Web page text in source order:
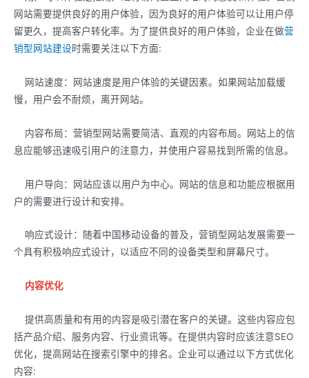
网站需要提供良好的用户体验，因为良好的用户体验可以让用户停
留更久，提高客户转化率。为了提供良好的用户体验，企业在做营
销型网站建设时需要关注以下方面:
网站速度：网站速度是用户体验的关键因素。如果网站加载缓
慢，用户会不耐烦，离开网站。
内容布局：营销型网站需要简洁、直观的内容布局。网站上的信
息应能够迅速吸引用户的注意力，并使用户容易找到所需的信息。
用户导向：网站应该以用户为中心。网站的信息和功能应根据用
户的需要进行设计和安排。
响应式设计：随着中国移动设备的普及，营销型网站发展需要一
个具有积极响应式设计，以适应不同的设备类型和屏幕尺寸。
内容优化
提供高质量和有用的内容是吸引潜在客户的关键。这些内容应包
括产品介绍、服务内容、行业资讯等。在提供内容时应该注意SEO
优化，提高网站在搜索引擎中的排名。企业可以通过以下方式优化
内容: